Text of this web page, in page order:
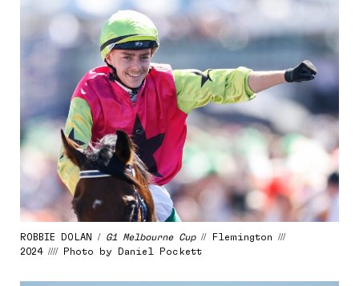
ROBBIE DOLAN / G1 Melbourne Cup// Flemington ///
2024 //// Photo by Daniel Pockett